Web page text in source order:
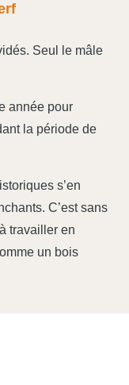
Seul le mâle
année pour
la période de
s’en
C’est sans
travailler en
un bois